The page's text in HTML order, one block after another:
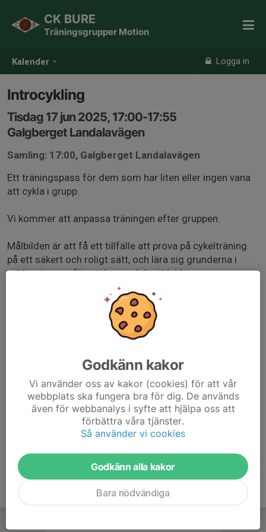
Kalender Logga in
CK BURE
Träningsgrupper Motion
Introcykling
Tisdag 17 jun 2025, 17:00-17:55
Galgberget Landalavägen
Samling: 17:00, Galgberget Landalavägen
Ett träningspass för dem som har liten eller ingen vana
att cykla i grupp.
Vi kommer att anpassa träningen efter gruppen.
Målbilden är att få ett tillfälle att prova på cykelträning
på ett säkert och roligt sätt, och lära sig grunderna i
cykling i grupp för att kunna delta i klubbens
Tänk på att ta med en cykel i god ordning med
fungerande bromsar, pumpade däck och en smord
Kläder efter väder, hjälm är ett krav. Inget måste med en
vattenflaska.
Lämpliga cykeltyper racer, hybrid och gravel
Godkänn kakor
Vi använder oss av kakor (cookies) för att vår
webbplats ska fungera bra för dig. De används
även för webbanalys i syfte att hjälpa oss att
förbättra våra tjänster.
Så använder vi cookies
Godkänn alla kakor
Bara nödvändiga